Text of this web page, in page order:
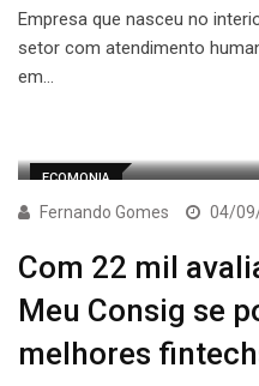
Empresa que nasceu no
setor com atendimento
em…
ECOMONIA
Fernando Gomes 04/
Com 22 mil
Meu Consig se
melhores